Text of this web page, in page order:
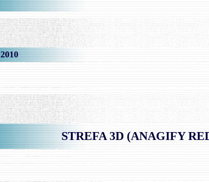
2010
STREFA 3D (ANAGIFY